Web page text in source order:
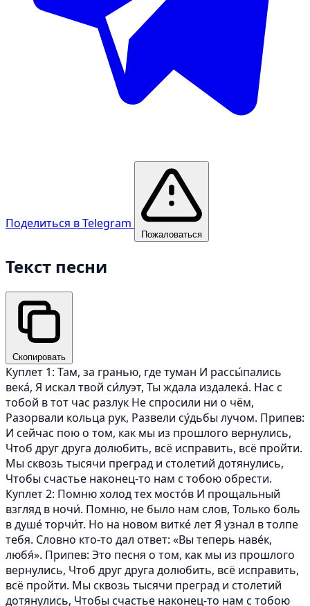
Поделиться в Telegram
Пожаловаться
Текст песни
Скопировать
Куплет 1: Там, за гранью, где туман И рассы́пались
века́, Я искал твой си́луэт, Ты ждала издалека́. Нас с
тобой в тот час разлук Не спросили ни о чём,
Разорвали кольца рук, Развели су́дьбы лучом. Припев:
И сейчас пою о том, как мы из прошлого вернулись,
Чтоб друг друга долюбить, всё исправить, всё пройти.
Мы сквозь тысячи преград и столетий дотянулись,
Чтобы счастье наконец-то нам с тобою обрести.
Куплет 2: Помню холод тех мосто́в И прощальный
взгляд в ночи́. Помню, не было нам слов, Только боль
в душе́ торчи́т. Но на новом витке́ лет Я узнал в толпе
тебя. Словно кто-то дал ответ: «Вы теперь наве́к,
любя́». Припев: Это песня о том, как мы из прошлого
вернулись, Чтоб друг друга долюбить, всё исправить,
всё пройти. Мы сквозь тысячи преград и столетий
дотянулись, Чтобы счастье наконец-то нам с тобою